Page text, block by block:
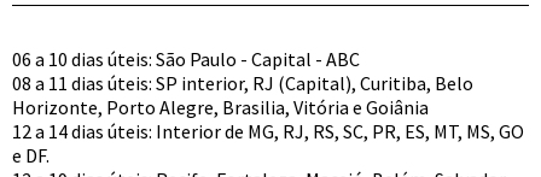
06 a 10 dias úteis: São Paulo - Capital - ABC
08 a 11 dias úteis: SP interior, RJ (Capital), Curitiba, Belo
Horizonte, Porto Alegre, Brasilia, Vitória e Goiânia
12 a 14 dias úteis: Interior de MG, RJ, RS, SC, PR, ES, MT, MS, GO
e DF.